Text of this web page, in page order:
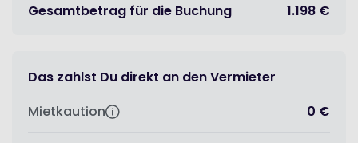
Gesamtbetrag für die Buchung 1.198 €
Das zahlst Du direkt an den Vermieter
Mietkaution
0 €